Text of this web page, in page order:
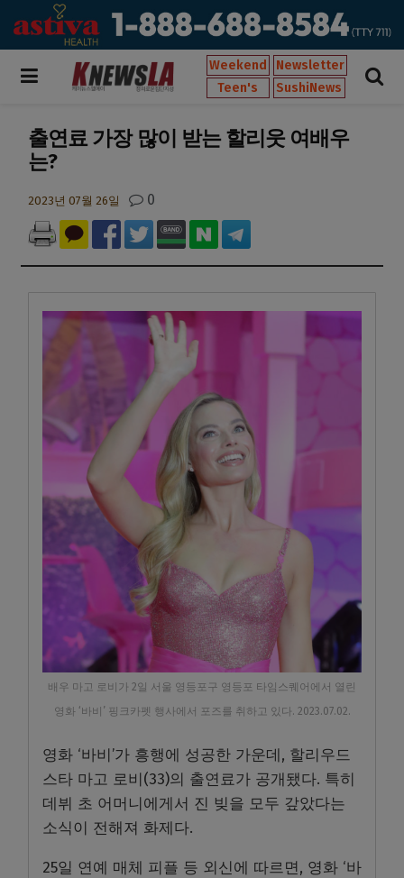
Weekend
Newsletter
Teen's
SushiNews
출연료 가장 많이 받는 할리웃 여배우
는?
2023년 07월 26일 0
배우 마고 로비가 2일 서울 영등포구 영등포 타임스퀘어에서 열린
영화 ‘바비’ 핑크카펫 행사에서 포즈를 취하고 있다. 2023.07.02.
영화 ‘바비’가 흥행에 성공한 가운데, 할리우드
스타 마고 로비(33)의 출연료가 공개됐다. 특히
데뷔 초 어머니에게서 진 빚을 모두 갚았다는
소식이 전해져 화제다.
25일 연예 매체 피플 등 외신에 따르면, 영화 ‘바